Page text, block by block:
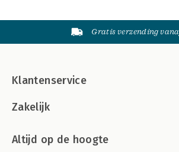
Gratis verzending
Klantenservice
Zakelijk
Altijd op de hoogte